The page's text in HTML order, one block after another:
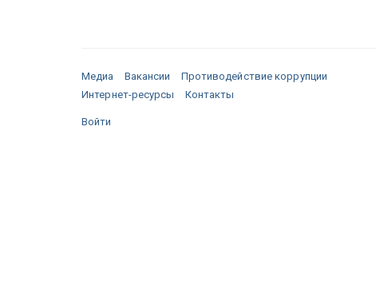
Медиа Вакансии
Противодействие коррупции
Интернет-ресурсы
Контакты
Войти